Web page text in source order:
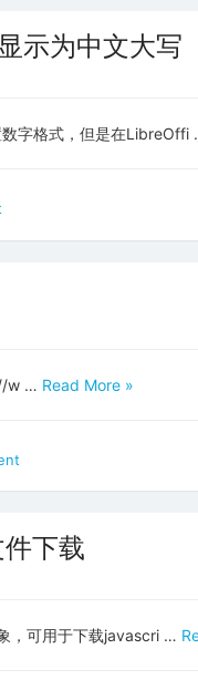
示为中文大写
字格式，但是在LibreOffi
w … Read More »
下载
，可用于下载javascri …